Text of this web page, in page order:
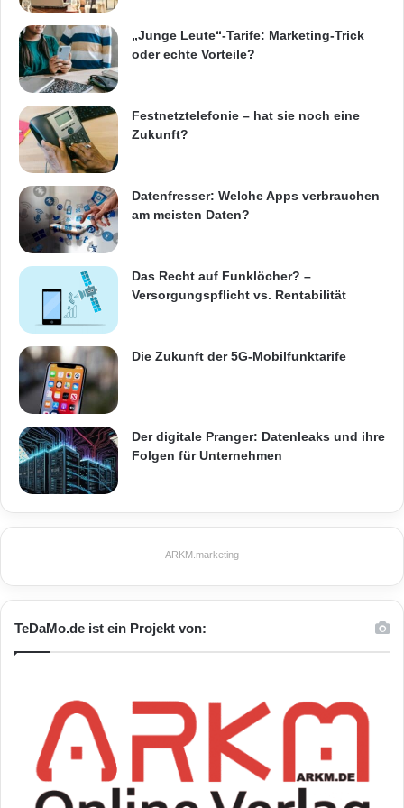
Rechtzeitig zum Jubiläum wird genau diese
Kernbotschaft jetzt auf Schritt und Tritt
sichtbar. „Simplify your Büro“ heißt es deshalb
ab sofort nicht nur in herausragenden
Magazinen, sondern auch in Fernsehspots, im
Web und sogar im Bord-TV zahlreicher
Inlandsflüge. Dieser im besten Sinne „merk-
würdige“ Claim nimmt den Megatrend zur
Vereinfachung auf, den es seit einigen Jahren
in Europa gibt: den Trend zum „simplify“. Der
Claim ergänzt diesen Sprachtrend mit dem
täglich gelebten und erlebbaren deutschen
Wort „Büro“. Damit wird auf allen
Kommunikationskanälen sichtbar, was
erfolgreiches Unternehmertum ausmacht: sich
auf das Wesentliche zu konzentrieren – denn
Orginal-Meldung:
Festnetz Hardware
Informationstechnik Internet ITK
„Junge Leute“-Tarife: Marketing-Trick
oder echte Vorteile?
Festnetztelefonie – hat sie noch eine
Zukunft?
Datenfresser: Welche Apps verbrauchen
am meisten Daten?
Das Recht auf Funklöcher? –
Versorgungspflicht vs. Rentabilität
Die Zukunft der 5G-Mobilfunktarife
Der digitale Pranger: Datenleaks und ihre
Folgen für Unternehmen
ARKM.marketing
TeDaMo.de ist ein Projekt von: